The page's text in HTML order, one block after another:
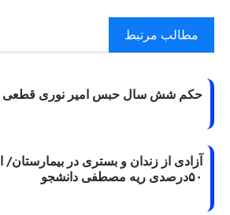
مطالب مرتبط
حکم شش سال حبس امیر نوری
آزادی از زندان و بستری در بیمارستان/
۵۰درصدی ریه مصطفی دانشجو